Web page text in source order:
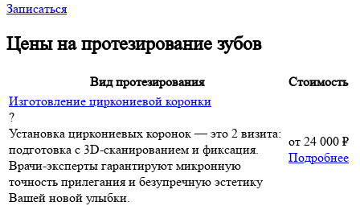
Записаться
Цены на протезирование зубов
Вид протезирования
Стоимость
Изготовление циркониевой коронки
?
Установка циркониевых коронок — это 2 визита:
подготовка с 3D-сканированием и фиксация.
Врачи-эксперты гарантируют микронную
точность прилегания и безупречную эстетику
Вашей новой улыбки.
от 24 000 ₽
Подробнее